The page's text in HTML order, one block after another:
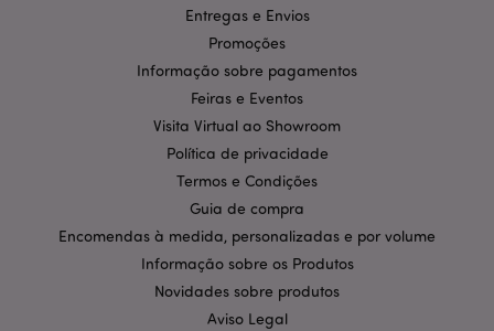
Entregas e Envios
Promoções
Informação sobre pagamentos
Feiras e Eventos
Visita Virtual ao Showroom
Política de privacidade
Termos e Condições
Guia de compra
Encomendas à medida, personalizadas e por volume
Informação sobre os Produtos
Novidades sobre produtos
Aviso Legal
Segmentação
Funcionalidade
Os cookies estritamente necessários permitem
funcionalidades centrais do website, tais como login
pode ser utilizado correctamente sem os cookies
estritamente necessários.
CookieScriptConsent
CookieScript
.puckator.pt